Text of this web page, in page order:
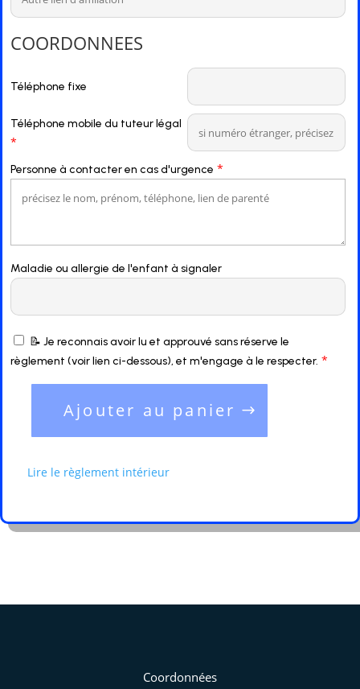
COORDONNEES
Téléphone fixe
Téléphone mobile du tuteur légal
*
Personne à contacter en cas d'urgence *
Maladie ou allergie de l'enfant à signaler
📝 Je reconnais avoir lu et approuvé sans réserve le
règlement (voir lien ci-dessous), et m'engage à le respecter. *
Noble
à
Ajouter au panier
Lire le règlement intérieur
Coordonnées